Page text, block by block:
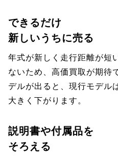
できるだけ
新しいうちに売る
年式が新しく走行距離が短
ないため、高価買取が期待
デルが出ると、現行モデル
大きく下がります。
説明書や付属品を
そろえる